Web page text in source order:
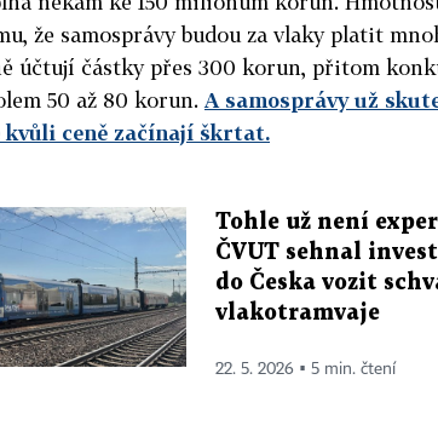
že samosprávy budou za vlaky platit
účtují částky přes 300 korun, přitom
50 až 80 korun. A samosprávy už
kvůli ceně začínají škrtat.
Tohle už není
ČVUT sehnal
do Česka vozit
vlakotramvaje
22. 5. 2026 ▪ 5 min. čtení